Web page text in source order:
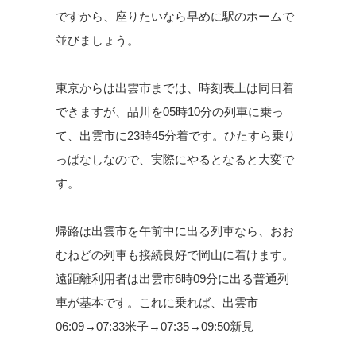
ですから、座りたいなら早めに駅のホームで
並びましょう。
東京からは出雲市までは、時刻表上は同日着
できますが、品川を05時10分の列車に乗っ
て、出雲市に23時45分着です。ひたすら乗り
っぱなしなので、実際にやるとなると大変で
す。
帰路は出雲市を午前中に出る列車なら、おお
むねどの列車も接続良好で岡山に着けます。
遠距離利用者は出雲市6時09分に出る普通列
車が基本です。これに乗れば、出雲市
06:09→07:33米子→07:35→09:50新見